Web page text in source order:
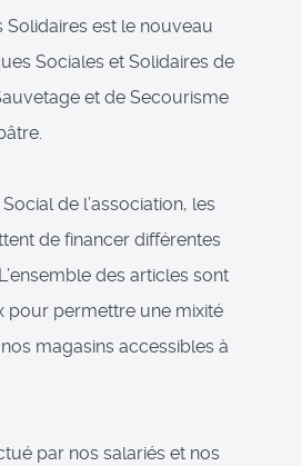
Solidaires est le nouveau
Sociales et Solidaires de
et de Secourisme
de l’association, les
de financer différentes
des articles sont
pour permettre une mixité
magasins accessibles à
par nos salariés et nos